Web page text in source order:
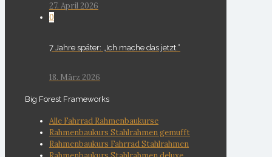
27. April 2026
0
7 Jahre später: „Ich mache das jetzt.“
18. März 2026
Big Forest Frameworks
Alle Fahrrad Rahmenbaukurse
Rahmenbaukurs Stahlrahmen gemufft
Rahmenbaukurs Fahrrad Stahlrahmen